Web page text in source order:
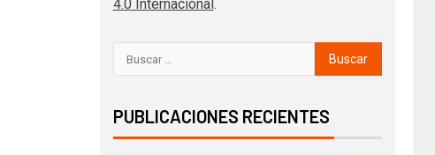
4.0 Internacional .
PUBLICACIONES RECIENTES